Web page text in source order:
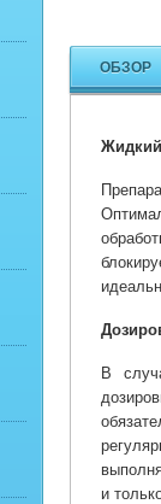
ОБЗОР
В
и